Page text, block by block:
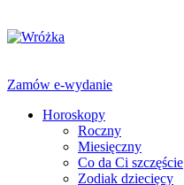
Zamów e-wydanie
Horoskopy
Roczny
Miesięczny
Co da Ci szczęście
Zodiak dziecięcy